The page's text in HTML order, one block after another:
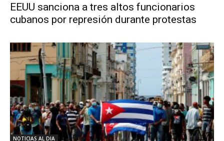
EEUU sanciona a tres altos funcionarios
cubanos por represión durante protestas
NOTICIAS AL DIA